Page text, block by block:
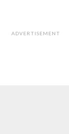
ADVERTISEMENT